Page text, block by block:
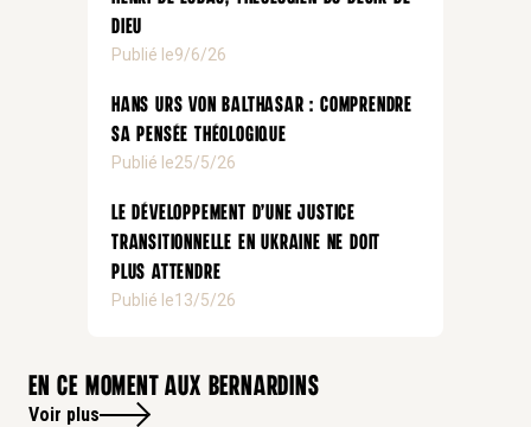
Dieu
Publié le9/6/26
Hans Urs von Balthasar : comprendre
sa pensée théologique
Publié le25/5/26
Le développement d’une justice
transitionnelle en Ukraine ne doit
plus attendre
Publié le13/5/26
En ce moment aux bernardins
Voir plus